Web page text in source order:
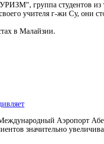
группа студентов из
учителя г-жи Су, они
в Малайзии.
Аэропорт
значительно